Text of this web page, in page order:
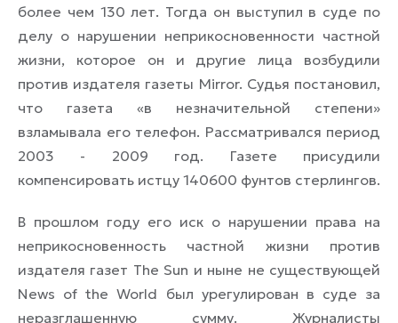
более чем 130 лет. Тогда он выступил в суде по
делу о нарушении неприкосновенности частной
жизни, которое он и другие лица возбудили
против издателя газеты Mirror. Судья постановил,
что газета «в незначительной степени»
взламывала его телефон. Рассматривался период
2003 - 2009 год. Газете присудили
компенсировать истцу 140600 фунтов стерлингов.
В прошлом году его иск о нарушении права на
неприкосновенность частной жизни против
издателя газет The Sun и ныне не существующей
News of the World был урегулирован в суде за
неразглашенную сумму. Журналисты